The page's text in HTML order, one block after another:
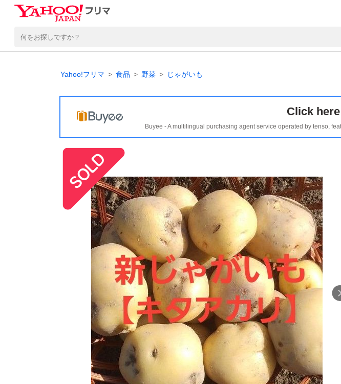
Yahoo!フリマ 食品 野菜 じゃがいも
Click
Buyee - A multilingual purchasing agent service operated by tenso,